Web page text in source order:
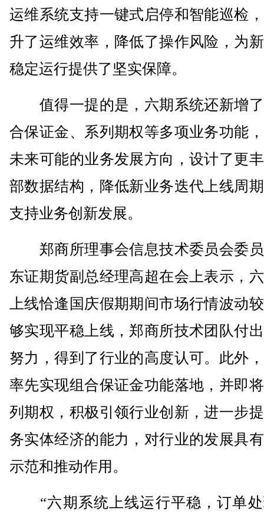
运维系统支持一键式启停和智能巡检
升了运维效率，降低了操作风险，为
稳定运行提供了坚实保障。
值得一提的是，六期系统还新增
合保证金、系列期权等多项业务功能
未来可能的业务发展方向，设计了更
部数据结构，降低新业务迭代上线周
支持业务创新发展。
郑商所理事会信息技术委员会委
东证期货副总经理高超在会上表示，
上线恰逢国庆假期期间市场行情波动
够实现平稳上线，郑商所技术团队付
努力，得到了行业的高度认可。此外
率先实现组合保证金功能落地，并即
列期权，积极引领行业创新，进一步
务实体经济的能力，对行业的发展具
示范和推动作用。
“六期系统上线运行平稳，订单处